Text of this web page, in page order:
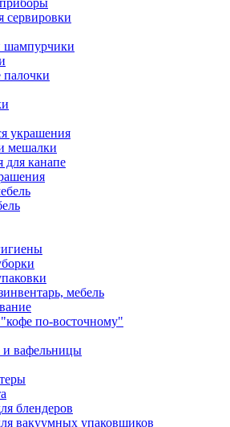
сервировки
шампурчики
палочки
украшения
мешалки
для канапе
мебель
по-восточному"
вафельницы
блендеров
вакуумных упаковщиков